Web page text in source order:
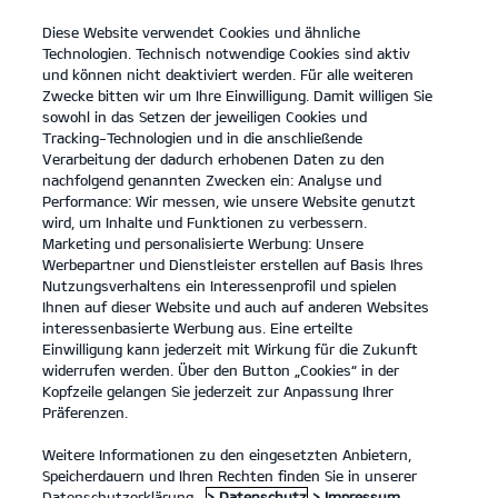
open
menu
KONTAKT
REIFENLABELINFORMATION
INFOS ZU REIFENLABELN
Klare Informationen für bessere
Kaufentscheidungen.
Reifentypen vergleichen? Das geht ganz einfach: Die
Symbole des Reifenlabels helfen dir dabei.
Diese Website verwendet Cookies und ähnliche
Technologien. Technisch notwendige Cookies sind aktiv
und können nicht deaktiviert werden. Für alle weiteren
Zwecke bitten wir um Ihre Einwilligung. Damit willigen Sie
sowohl in das Setzen der jeweiligen Cookies und
Tracking-Technologien und in die anschließende
Verarbeitung der dadurch erhobenen Daten zu den
nachfolgend genannten Zwecken ein: Analyse und
Performance: Wir messen, wie unsere Website genutzt
wird, um Inhalte und Funktionen zu verbessern.
Marketing und personalisierte Werbung: Unsere
Werbepartner und Dienstleister erstellen auf Basis Ihres
Nutzungsverhaltens ein Interessenprofil und spielen
Ihnen auf dieser Website und auch auf anderen Websites
interessenbasierte Werbung aus. Eine erteilte
Einwilligung kann jederzeit mit Wirkung für die Zukunft
widerrufen werden. Über den Button „Cookies“ in der
Kopfzeile gelangen Sie jederzeit zur Anpassung Ihrer
Präferenzen.
Weitere Informationen zu den eingesetzten Anbietern,
Speicherdauern und Ihren Rechten finden Sie in unserer